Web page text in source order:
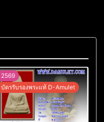
2569
บัตรรับรองพระแท้ D-Amulet